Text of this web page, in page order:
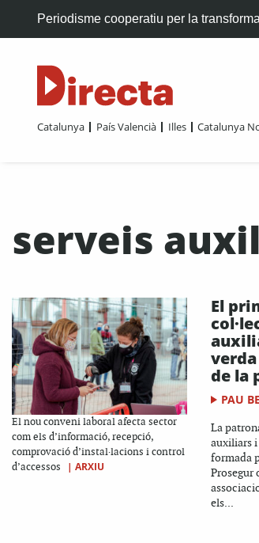
Periodisme cooperatiu per la
Catalunya País Valencià Illes Catalunya
serveis
El nou conveni laboral afecta sector
com els d’informació, recepció,
comprovació d’instal·lacions i control
d’accessos
| ARXIU
El
de la
PAU
La
auxiliars i
formada
Prosegur
els...